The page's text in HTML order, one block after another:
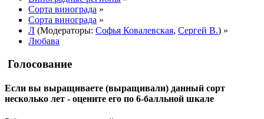
Сорта винограда »
Сорта винограда »
Л (Модераторы: Софья Ковалевская, Сергей В.) »
Любава
Голосование
Если вы выращиваете (выращивали) данный сорт
несколько лет - оцените его по 6-балльной шкале